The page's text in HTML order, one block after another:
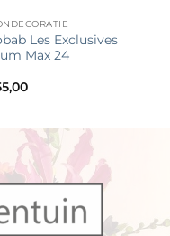
Les Exclusives
Max 24